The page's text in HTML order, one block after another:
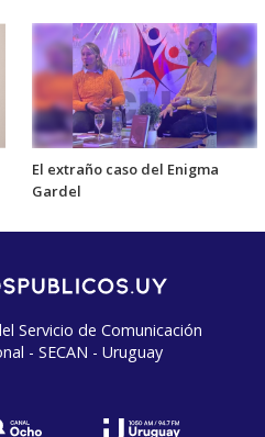
El extraño caso del Enigma
Gardel
Servicio de Comunicación
- SECAN - Uruguay